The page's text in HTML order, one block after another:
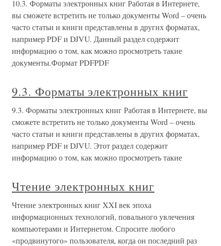
10.3. Форматы электронных книг Работая в Интернете,
вы сможете встретить не только документы Word – очень
часто статьи и книги представлены в других форматах,
например PDF и DJVU. Данный раздел содержит
информацию о том, как можно просмотреть такие
документы.Формат PDFPDF
9.3. Форматы электронных книг
9.3. Форматы электронных книг Работая в Интернете, вы
сможете встретить не только документы Word – очень
часто статьи и книги представлены в других форматах,
например PDF и DJVU. Этот раздел содержит
информацию о том, как можно просмотреть такие
Чтение электронных книг
Чтение электронных книг XXI век эпоха
информационных технологий, повального увлечения
компьютерами и Интернетом. Спросите любого
«продвинутого» пользователя, когда он последний раз